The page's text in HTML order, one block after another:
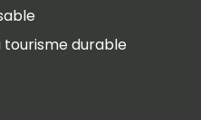
durable